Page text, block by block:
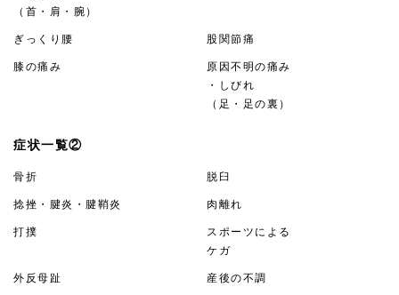
（首・肩・腕）
ぎっくり腰 股関節痛
膝の痛み
原因不明の痛み
・しびれ
（足・足の裏）
症状一覧②
骨折 脱臼
捻挫・腱炎・腱鞘炎 肉離れ
打撲
スポーツによる
ケガ
外反母趾 産後の不調